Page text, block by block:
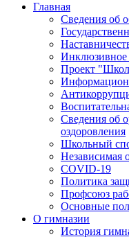
Главная
Сведения об
Инклюзивное
Проект
Сведения об
оздоровления
Школьный
Независимая
COVID-19
Политика
Профсоюз
Основные
О гимназии
История